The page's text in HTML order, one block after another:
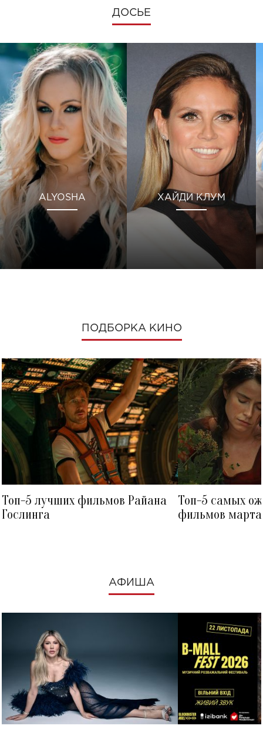
ДОСЬЕ
ALYOSHA ХАЙДИ КЛУМ
ПОДБОРКА КИНО
Топ-5 лучших фильмов Райана
Гослинга
Топ-5 самых
фильмов
АФИША